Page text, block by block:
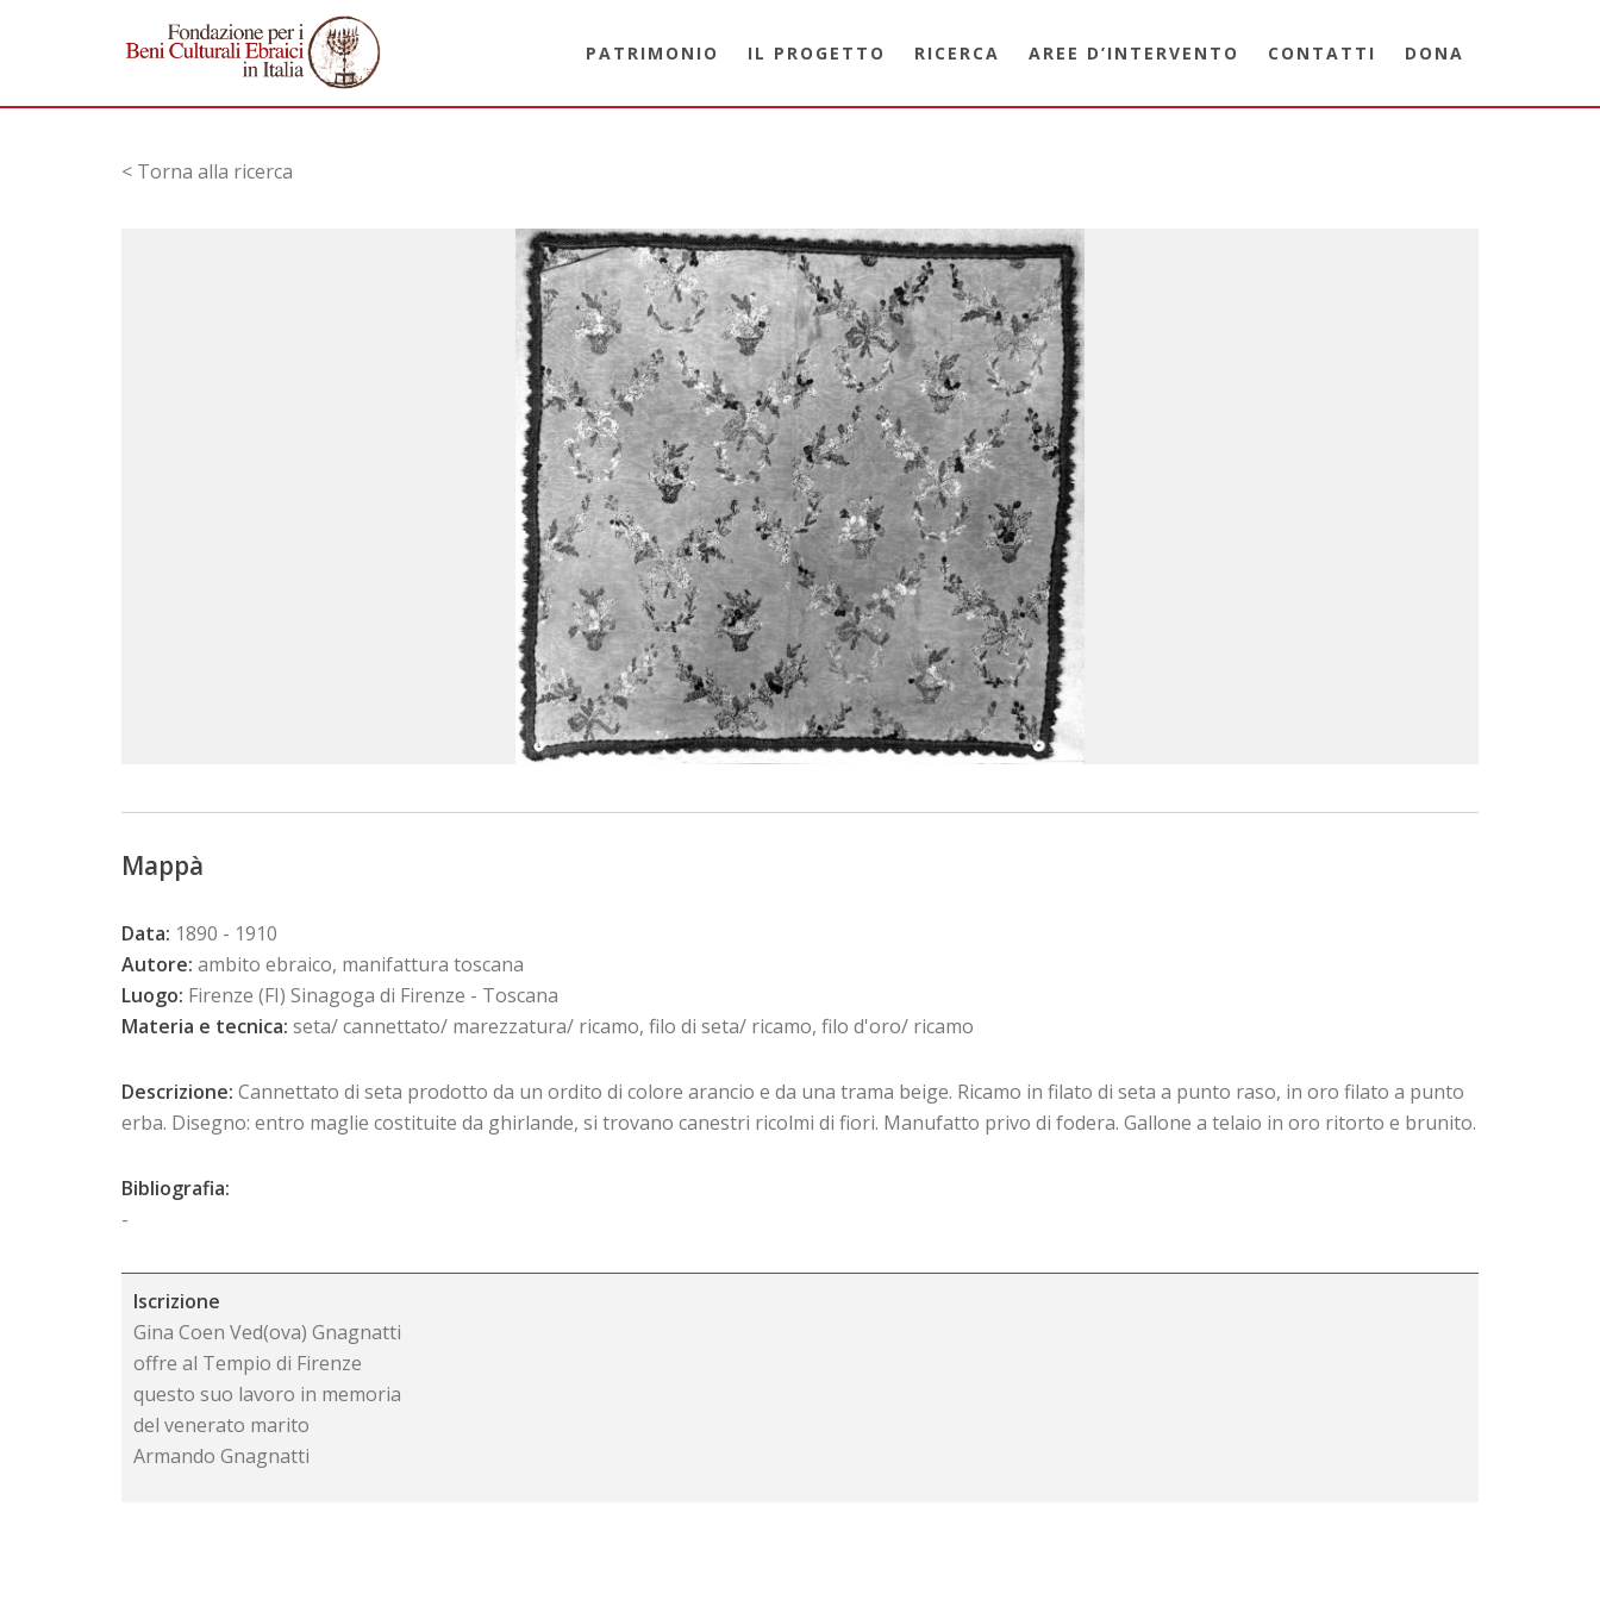
PATRIMONIO IL PROGETTO RICERCA AREE D’INTERVENTO CONTATTI DONA
< Torna alla ricerca
Mappà
Data: 1890 - 1910
Autore: ambito ebraico, manifattura toscana
Luogo: Firenze (FI) Sinagoga di Firenze - Toscana
Materia e tecnica: seta/ cannettato/ marezzatura/ ricamo, filo di seta/ ricamo, filo d'oro/ ricamo
Descrizione: Cannettato di seta prodotto da un ordito di colore arancio e da una trama beige. Ricamo in filato di seta a punto raso, in oro filato a punto
erba. Disegno: entro maglie costituite da ghirlande, si trovano canestri ricolmi di fiori. Manufatto privo di fodera. Gallone a telaio in oro ritorto e brunito.
Bibliografia:
-
Iscrizione
Gina Coen Ved(ova) Gnagnatti
offre al Tempio di Firenze
questo suo lavoro in memoria
del venerato marito
Armando Gnagnatti